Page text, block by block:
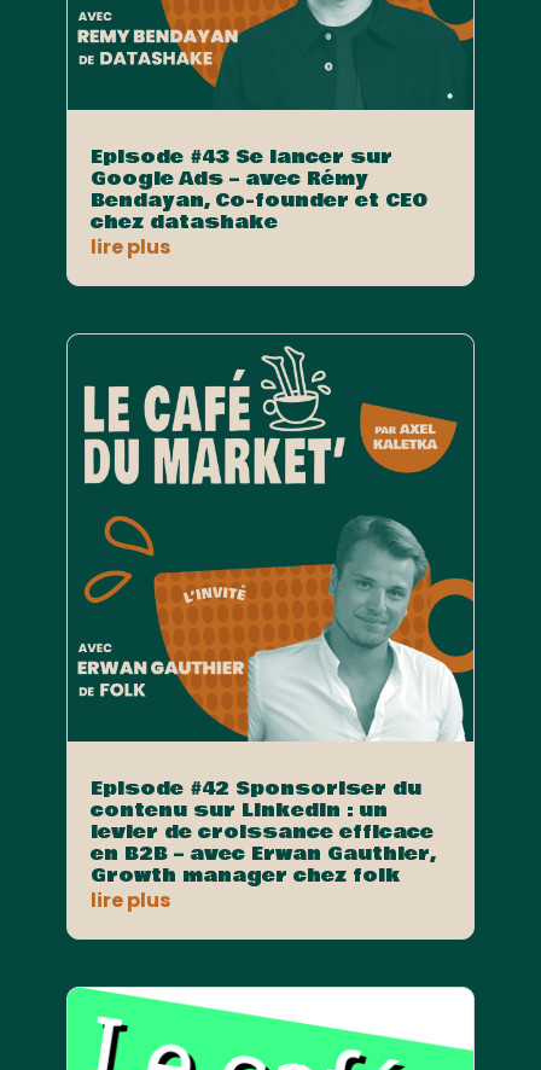
Episode #43 Se lancer sur
Google Ads – avec Rémy
Bendayan, Co-founder et CEO
chez datashake
lire plus
Episode #42 Sponsoriser du
contenu sur LinkedIn : un
levier de croissance efficace
en B2B – avec Erwan Gauthier,
Growth manager chez folk
lire plus